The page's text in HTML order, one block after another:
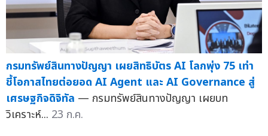
กรมทรัพย์สินทางปัญญา เผยสิทธิบัตร AI โลกพุ่ง 75 เท่า
ชี้โอกาสไทยต่อยอด AI Agent และ AI Governance สู่
เศรษฐกิจดิจิทัล — กรมทรัพย์สินทางปัญญา เผยบท
วิเคราะห์... 23 ก.ค.